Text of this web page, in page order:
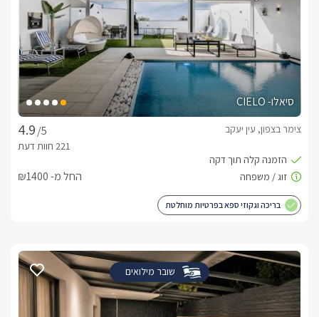
סיאלו- CIELO
/5
צימר בצפון, עין יעקב
החל מ- ₪1400
בריכה וגקוזי ספא בפרטיות מוחלטת
שובר מילואים